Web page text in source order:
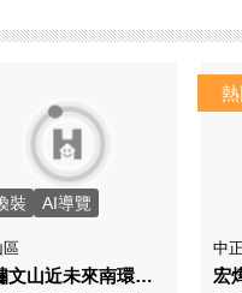
裝 AI導覽
區
錦繡文山近未來南環捷運邊間雙拼華廈
中
宏